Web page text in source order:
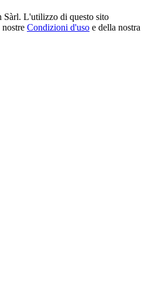
L'utilizzo di questo sito
Condizioni d'uso e della nostra